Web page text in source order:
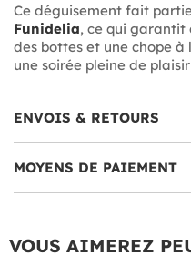
Ce déguisement fait
Funidelia, ce qui garantit
des bottes et une chope
une soirée pleine de
ENVOIS & RETOURS
MOYENS DE PAIEMENT
VOUS AIMEREZ